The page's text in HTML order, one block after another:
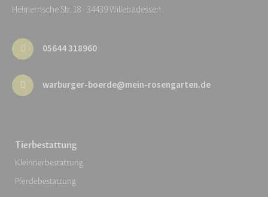
Helmernsche Str. 18 · 34439 Willebadessen
05644 318960
warburger-boerde@mein-rosengarten.de
Tierbestattung
Kleintierbestattung
Pferdebestattung